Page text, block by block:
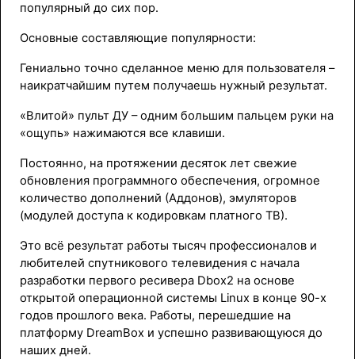
популярный до сих пор.
Основные составляющие популярности:
Гениально точно сделанное меню для пользователя –
наикратчайшим путем получаешь нужный результат.
«Влитой» пульт ДУ – одним большим пальцем руки на
«ощупь» нажимаются все клавиши.
Постоянно, на протяжении десяток лет свежие
обновления программного обеспечения, огромное
количество дополнений (Аддонов), эмуляторов
(модулей доступа к кодировкам платного ТВ).
Это всё результат работы тысяч профессионалов и
любителей спутникового телевидения с начала
разработки первого ресивера Dbox2 на основе
открытой операционной системы Linux в конце 90-х
годов прошлого века. Работы, перешедшие на
платформу DreamBox и успешно развивающуюся до
наших дней.